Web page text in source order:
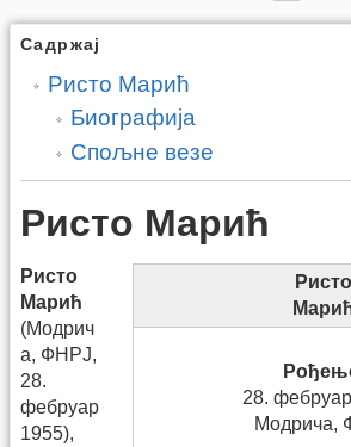
Садржај
Ристо Марић
Биографија
Спољне везе
Ристо Марић
Ристо
28.
Модрича,
Ристо
Марић
(Модрич
а, ФНРЈ,
28.
фебруар
1955),